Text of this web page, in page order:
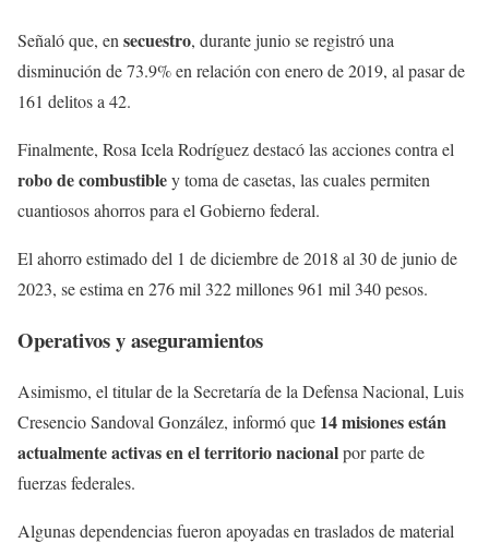
Señaló que, ensecuestro, durante junio se registró una
disminución de 73.9% en relación con enero de 2019, al pasar de
161 delitos a 42.
Finalmente, Rosa Icela Rodríguez destacó las acciones contra el
robo de combustibley toma de casetas, las cuales permiten
cuantiosos ahorros para el Gobierno federal.
El ahorro estimado del 1 de diciembre de 2018 al 30 de junio de
2023, se estima en 276 mil 322 millones 961 mil 340 pesos.
Operativos y aseguramientos
Asimismo, el titular de la Secretaría de la Defensa Nacional, Luis
Cresencio Sandoval González, informó que 14 misiones están
actualmente activas en el territorio nacionalpor parte de
fuerzas federales.
Algunas dependencias fueron apoyadas en traslados de material